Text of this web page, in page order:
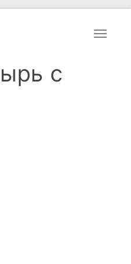
Toggle
с